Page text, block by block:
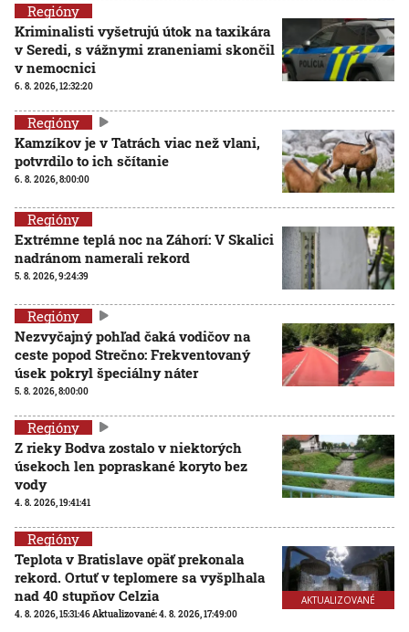
Regióny
Kriminalisti vyšetrujú útok na taxikára
v Seredi, s vážnymi zraneniami skončil
v nemocnici
6. 8. 2026, 12:32:20
Regióny
Kamzíkov je v Tatrách viac než vlani,
potvrdilo to ich sčítanie
6. 8. 2026, 8:00:00
Regióny
Extrémne teplá noc na Záhorí: V Skalici
nadránom namerali rekord
5. 8. 2026, 9:24:39
Regióny
Nezvyčajný pohľad čaká vodičov na
ceste popod Strečno: Frekventovaný
úsek pokryl špeciálny náter
5. 8. 2026, 8:00:00
Regióny
Z rieky Bodva zostalo v niektorých
úsekoch len popraskané koryto bez
vody
4. 8. 2026, 19:41:41
AKTUALIZOVANÉ
Regióny
Teplota v Bratislave opäť prekonala
rekord. Ortuť v teplomere sa vyšplhala
nad 40 stupňov Celzia
4. 8. 2026, 15:31:46Aktualizované:4. 8. 2026, 17:49:00